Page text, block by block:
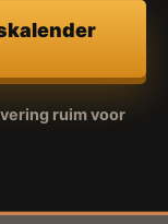
ruim voor